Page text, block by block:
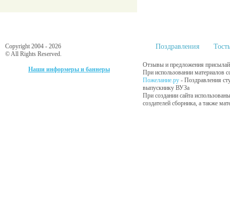
Copyright 2004 - 2026
© All Rights Reserved.
Наши информеры и баннеры
Поздравления
Отзывы и предложения
При использовании материалов
Пожелание.ру - Поздравления
выпускнику ВУЗа
При создании сайта
создателей сборника, а также